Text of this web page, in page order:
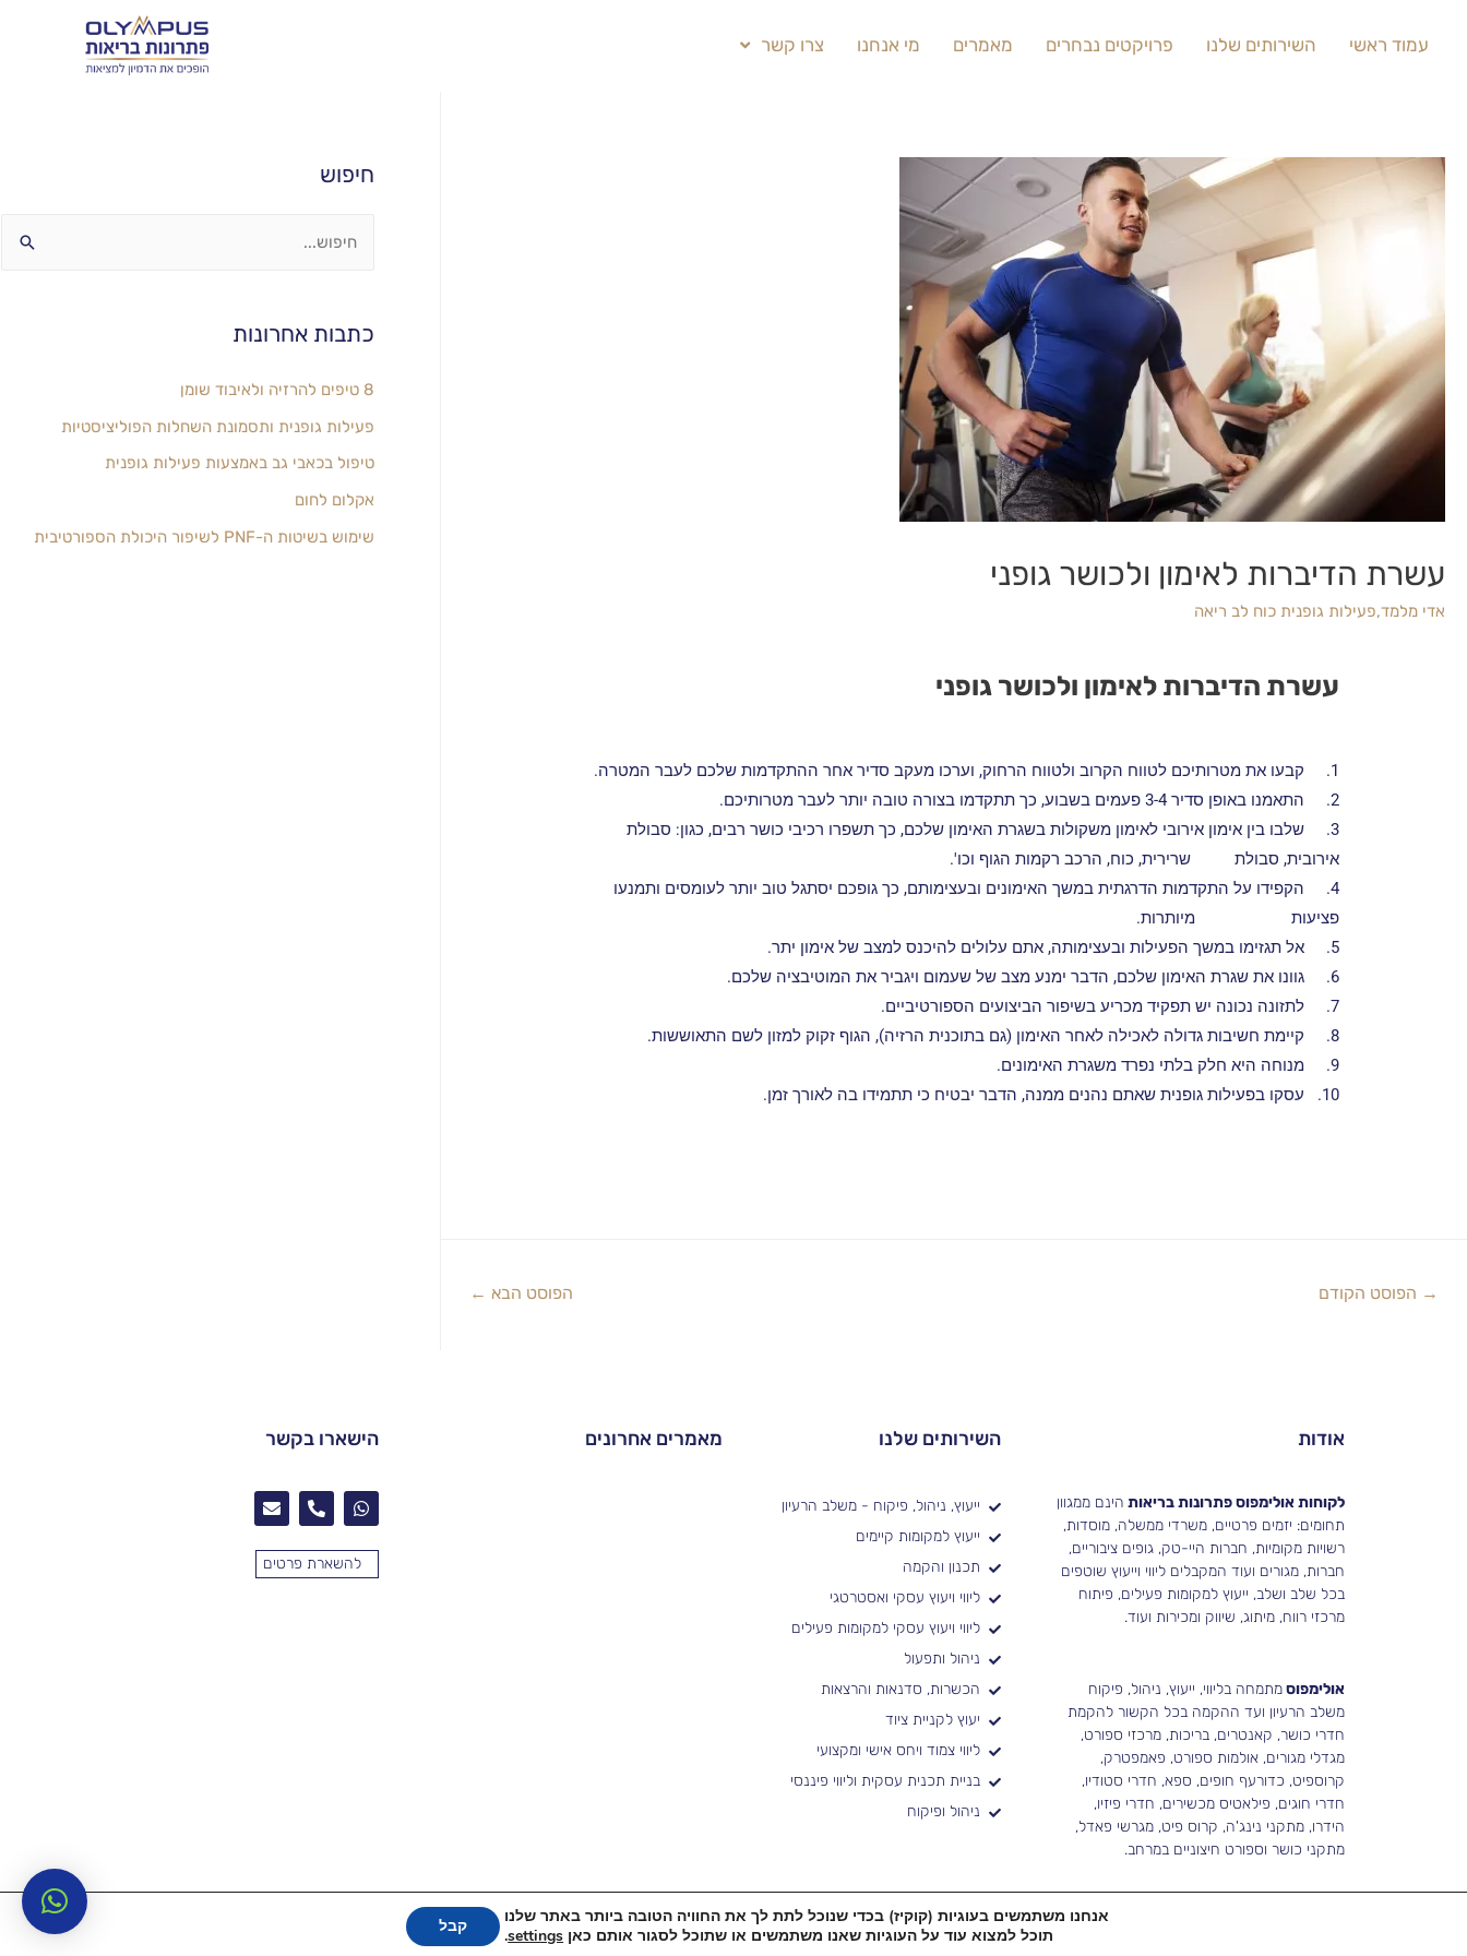
צרו קשר מי אנחנו מאמרים פרויקטים נבחרים השירותים שלנו עמוד ראשי
עשרת הדיברות לאימון ולכושר גופני
אדי מלמד,פעילות גופנית כוח לב ריאה
עשרת הדיברות לאימון ולכושר גופני
1.
קבעו את מטרותיכם לטווח הקרוב ולטווח הרחוק, וערכו מעקב סדיר אחר ההתקדמות שלכם לעבר המטרה.
2.
התאמנו באופן סדיר 3-4 פעמים בשבוע, כך תתקדמו בצורה טובה יותר לעבר מטרותיכם.
3.
שלבו בין אימון אירובי לאימון משקולות בשגרת האימון שלכם, כך תשפרו רכיבי כושר רבים, כגון: סבולת
אירובית, סבולת שרירית, כוח, הרכב רקמות הגוף וכו'.
4.
הקפידו על התקדמות הדרגתית במשך האימונים ובעצימותם, כך גופכם יסתגל טוב יותר לעומסים ותמנעו
פציעות מיותרות.
5.
אל תגזימו במשך הפעילות ובעצימותה, אתם עלולים להיכנס למצב של אימון יתר.
6.
גוונו את שגרת האימון שלכם, הדבר ימנע מצב של שעמום ויגביר את המוטיבציה שלכם.
7.
לתזונה נכונה יש תפקיד מכריע בשיפור הביצועים הספורטיביים.
8.
קיימת חשיבות גדולה לאכילה לאחר האימון (גם בתוכנית הרזיה), הגוף זקוק למזון לשם התאוששות.
9.
מנוחה היא חלק בלתי נפרד משגרת האימונים.
10.
עסקו בפעילות גופנית שאתם נהנים ממנה, הדבר יבטיח כי תתמידו בה לאורך זמן.
→ הפוסט הקודם הפוסט הבא ←
חיפוש
כתבות אחרונות
8 טיפים להרזיה ולאיבוד שומן
פעילות גופנית ותסמונת השחלות הפוליציסטיות
טיפול בכאבי גב באמצעות פעילות גופנית
אקלום לחום
שימוש בשיטות ה-PNF לשיפור היכולת הספורטיבית
אודות
לקוחות אולימפוס פתרונות בריאות הינם ממגוון
תחומים: יזמים פרטיים, משרדי ממשלה, מוסדות,
רשויות מקומיות, חברות היי-טק, גופים ציבוריים,
חברות, מגורים ועוד המקבלים ליווי וייעוץ שוטפים
בכל שלב ושלב, ייעוץ למקומות פעילים, פיתוח
מרכזי רווח, מיתוג, שיווק ומכירות ועוד.
אולימפוסמתמחה בליווי, ייעוץ, ניהול, פיקוח
משלב הרעיון ועד ההקמה בכל הקשור להקמת
חדרי כושר, קאנטרים, בריכות, מרכזי ספורט,
מגדלי מגורים, אולמות ספורט, פאמפטרק,
קרוספיט, כדורעף חופים, ספא, חדרי סטודיו,
חדרי חוגים, פילאטיס מכשירים, חדרי פיזיו,
הידרו, מתקני נינג'ה, קרוס פיט, מגרשי פאדל,
מתקני כושר וספורט חיצוניים במרחב.
השירותים שלנו
ייעוץ, ניהול, פיקוח - משלב הרעיון
ייעוץ למקומות קיימים
תכנון והקמה
ליווי ויעוץ עסקי ואסטרטגי
ליווי ויעוץ עסקי למקומות פעילים
ניהול ותפעול
הכשרות, סדנאות והרצאות
יעוץ לקניית ציוד
ליווי צמוד ויחס אישי ומקצועי
בניית תכנית עסקית וליווי פיננסי
ניהול ופיקוח
מאמרים אחרונים הישארו בקשר
להשארת פרטים
אולימפוס פתרונות בריאות כל הזכויות שמורות©
1994-2026
אנחנו משתמשים בעוגיות (קוקיז) בכדי שנוכל לתת לך את החוויה הטובה ביותר באתר שלנו
תוכל למצוא עוד על העוגיות שאנו משתמשים או שתוכל לסגור אותם כאן settings
. קבל